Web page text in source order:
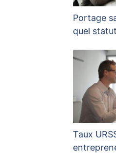
Portage
quel
Taux